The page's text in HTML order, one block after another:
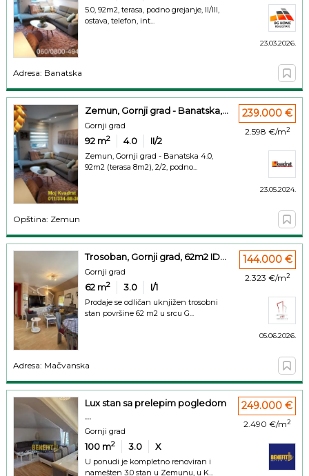
5.0, 92m2, terasa, podno grejanje, II/III,
ostava, telefon, int...
23.03.2026.
Adresa: Banatska
Zemun, Gornji grad - Banatska,...
Gornji grad
92 m2 4.0 II/2
Zemun, Gornji grad - Banatska 4.0,
92m2 (terasa 8m2), 2/2, podno...
239.000 €
2.598 €/m2
23.05.2024.
Opština: Zemun
Trosoban, Gornji grad, 62m2 ID...
Gornji grad
62 m2 3.0 I/1
Prodaje se odličan uknjižen trosobni
stan površine 62 m2 u srcu G...
144.000 €
2.323 €/m2
05.06.2026.
Adresa: Mačvanska
Lux stan sa prelepim pogledom
...
Gornji grad
100 m2 3.0 X
U ponudi je kompletno renoviran i
namešten 3.0 stan u Zemunu, u K...
249.000 €
2.490 €/m2